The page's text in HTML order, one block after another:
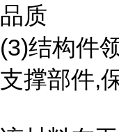
品质
(3)结构件
支撑部件,